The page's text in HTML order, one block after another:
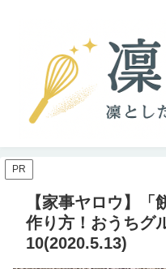
PR
【家事ヤロウ】
作り方！おうちグ
10(2020.5.13)